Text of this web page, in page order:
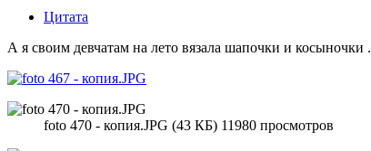
Цитата
А я своим девчатам на лето вязала шапочки и косыночки .
foto 470 - копия.JPG (43 КБ) 11980 просмотров